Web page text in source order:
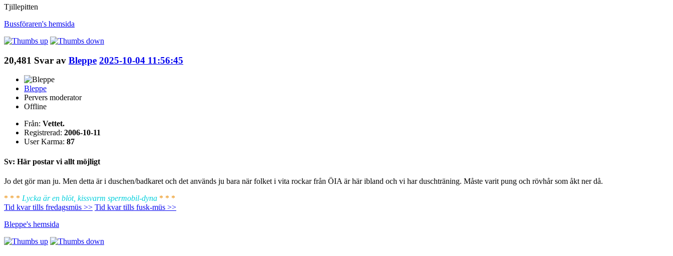
Tjillepitten
Bussföraren's hemsida
20,481 Svar av Bleppe 2025-10-04 11:56:45
Bleppe
Pervers moderator
Offline
Från: Vettet.
Registrerad: 2006-10-11
User Karma: 87
Sv: Här postar vi allt möjligt
Jo det gör man ju. Men detta är i duschen/badkaret och det används ju bara när folket i vita rockar från ÖIA är här ibland och vi har duschträning. Måste varit pung och rövhår som åkt ner då.
* * * Lycka är en blöt, kissvarm spermobil-dyna * * *
Tid kvar tills fredagsmüs >> Tid kvar tills fusk-müs >>
Bleppe's hemsida